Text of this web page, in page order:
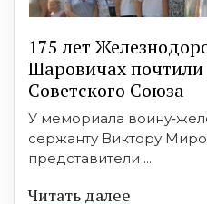
175 лет
Шаровичах почтили
Советского Союза
У мемориала
сержанту Виктору
представители ...
Читать далее